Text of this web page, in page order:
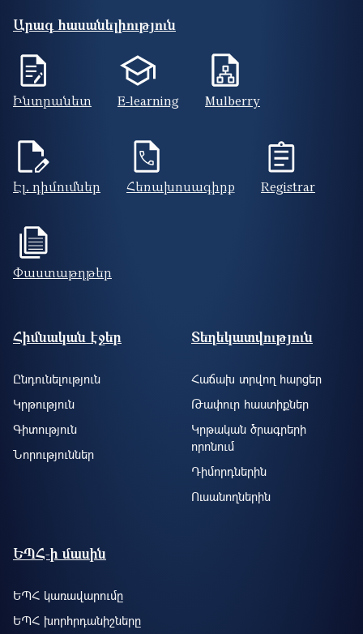
Արագ հասանելիություն
Ինտրանետ E-learning Mulberry
Էլ. դիմումներ Հեռախոսագիրք Registrar
Փաստաթղթեր
Footer site information
Հիմնական էջեր
Ընդունելություն
Կրթություն
Գիտություն
Նորություններ
Տեղեկատվություն
Հաճախ տրվող հարցեր
Թափուր հաստիքներ
Կրթական ծրագրերի
որոնում
Դիմորդներին
Ուսանողներին
ԵՊՀ-ի մասին
ԵՊՀ կառավարումը
ԵՊՀ խորհրդանիշները